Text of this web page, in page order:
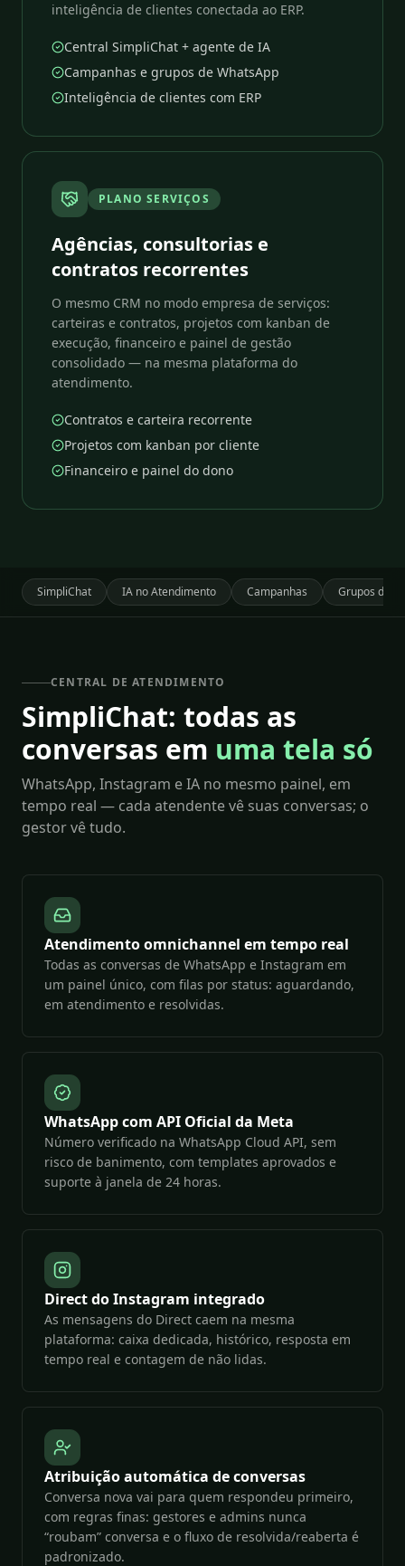
inteligência de clientes conectada ao ERP.
Central SimpliChat + agente de IA
Campanhas e grupos de WhatsApp
Inteligência de clientes com ERP
PLANO SERVIÇOS
Agências, consultorias e
contratos recorrentes
O mesmo CRM no modo empresa de serviços:
carteiras e contratos, projetos com kanban de
execução, financeiro e painel de gestão
consolidado — na mesma plataforma do
atendimento.
Contratos e carteira recorrente
Projetos com kanban por cliente
Financeiro e painel do dono
SimpliChat IA no Atendimento Campanhas Grupos de
CENTRAL DE ATENDIMENTO
SimpliChat: todas as
conversas em uma tela só
WhatsApp, Instagram e IA no mesmo painel, em
tempo real — cada atendente vê suas conversas; o
gestor vê tudo.
Atendimento omnichannel em tempo real
Todas as conversas de WhatsApp e Instagram em
um painel único, com filas por status: aguardando,
em atendimento e resolvidas.
WhatsApp com API Oficial da Meta
Número verificado na WhatsApp Cloud API, sem
risco de banimento, com templates aprovados e
suporte à janela de 24 horas.
Direct do Instagram integrado
As mensagens do Direct caem na mesma
plataforma: caixa dedicada, histórico, resposta em
tempo real e contagem de não lidas.
Atribuição automática de conversas
Conversa nova vai para quem respondeu primeiro,
com regras finas: gestores e admins nunca
“roubam” conversa e o fluxo de resolvida/reaberta é
padronizado.